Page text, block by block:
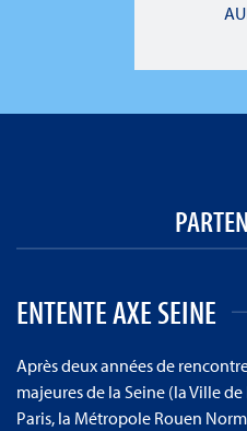
ENTENTE AXE SEINE
Après deux années de
majeures de la Seine (la Ville
Paris, la Métropole Rouen